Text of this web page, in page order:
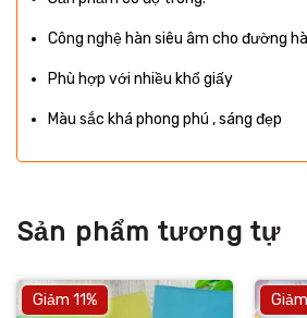
Công nghệ hàn siêu âm cho đường
Phù hợp với nhiều khổ giấy
Màu sắc khá phong phú , sáng đẹp
Sản phẩm tương tự
Giảm 11%